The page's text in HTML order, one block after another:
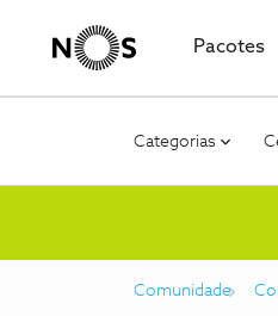
Pacotes
Categorias
Comunidade